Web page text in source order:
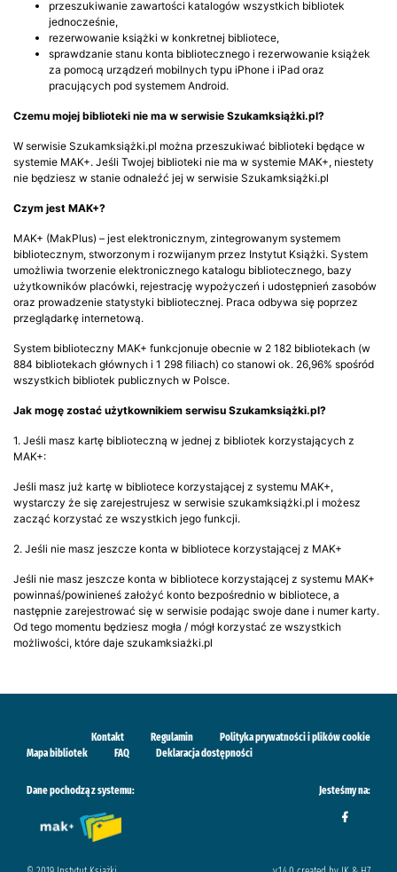
przeszukiwanie zawartości katalogów wszystkich bibliotek
jednocześnie,
rezerwowanie książki w konkretnej bibliotece,
sprawdzanie stanu konta bibliotecznego i rezerwowanie książek
za pomocą urządzeń mobilnych typu iPhone i iPad oraz
pracujących pod systemem Android.
Czemu mojej biblioteki nie ma w serwisie Szukamksiążki.pl?
W serwisie Szukamksiążki.pl można przeszukiwać biblioteki będące w
systemie MAK+. Jeśli Twojej biblioteki nie ma w systemie MAK+, niestety
nie będziesz w stanie odnaleźć jej w serwisie Szukamksiążki.pl
Czym jest MAK+?
MAK+ (MakPlus) – jest elektronicznym, zintegrowanym systemem
bibliotecznym, stworzonym i rozwijanym przez Instytut Książki. System
umożliwia tworzenie elektronicznego katalogu bibliotecznego, bazy
użytkowników placówki, rejestrację wypożyczeń i udostępnień zasobów
oraz prowadzenie statystyki bibliotecznej. Praca odbywa się poprzez
przeglądarkę internetową.
System biblioteczny MAK+ funkcjonuje obecnie w 2 182 bibliotekach (w
884 bibliotekach głównych i 1 298 filiach) co stanowi ok. 26,96% spośród
wszystkich bibliotek publicznych w Polsce.
Jak mogę zostać użytkownikiem serwisu Szukamksiążki.pl?
1. Jeśli masz kartę biblioteczną w jednej z bibliotek korzystających z
MAK+:
Jeśli masz już kartę w bibliotece korzystającej z systemu MAK+,
wystarczy że się zarejestrujesz w serwisie szukamksiążki.pl i możesz
zacząć korzystać ze wszystkich jego funkcji.
2. Jeśli nie masz jeszcze konta w bibliotece korzystającej z MAK+
Jeśli nie masz jeszcze konta w bibliotece korzystającej z systemu MAK+
powinnaś/powinieneś założyć konto bezpośrednio w bibliotece, a
następnie zarejestrować się w serwisie podając swoje dane i numer karty.
Od tego momentu będziesz mogła / mógł korzystać ze wszystkich
możliwości, które daje szukamksiażki.pl
Kontakt Regulamin
Polityka prywatności i plików cookie
Mapa bibliotek
FAQ Deklaracja dostępności
Dane pochodzą z systemu: Jesteśmy na: